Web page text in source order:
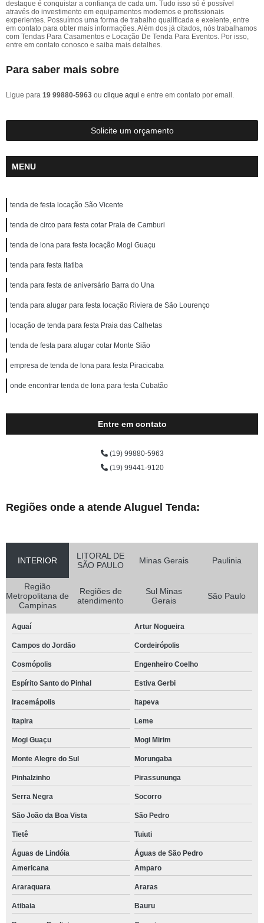
destaque é conquistar a confiança de cada um. Tudo isso só é possível
através do investimento em equipamentos modernos e profissionais
experientes. Possuímos uma forma de trabalho qualificada e exelente, entre
em contato para obter mais informações. Além dos já citados, nós trabalhamos
com Tendas Para Casamentos e Locação De Tenda Para Eventos. Por isso,
entre em contato conosco e saiba mais detalhes.
Para saber mais sobre
Ligue para 19 99880-5963 ou clique aqui e entre em contato por email.
Solicite um orçamento
MENU
tenda de festa locação São Vicente
tenda de circo para festa cotar Praia de Camburi
tenda de lona para festa locação Mogi Guaçu
tenda para festa Itatiba
tenda para festa de aniversário Barra do Una
tenda para alugar para festa locação Riviera de São Lourenço
locação de tenda para festa Praia das Calhetas
tenda de festa para alugar cotar Monte Sião
empresa de tenda de lona para festa Piracicaba
onde encontrar tenda de lona para festa Cubatão
Entre em contato
(19) 99880-5963
(19) 99441-9120
Regiões onde a atende Aluguel Tenda:
INTERIOR
LITORAL DE
SÃO PAULO
Minas Gerais Paulinia
Região
Metropolitana de
Campinas
Regiões de
atendimento
Sul Minas
Gerais
São Paulo
Aguaí Artur Nogueira
Campos do Jordão Cordeirópolis
Cosmópolis Engenheiro Coelho
Espírito Santo do Pinhal Estiva Gerbi
Iracemápolis Itapeva
Itapira Leme
Mogi Guaçu Mogi Mirim
Monte Alegre do Sul Morungaba
Pinhalzinho Pirassununga
Serra Negra Socorro
São João da Boa Vista São Pedro
Tietê Tuiuti
Águas de Lindóia
Águas de São Pedro
Americana
Amparo
Araraquara Araras
Atibaia Bauru